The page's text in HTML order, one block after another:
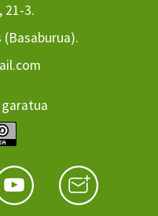
21-3.